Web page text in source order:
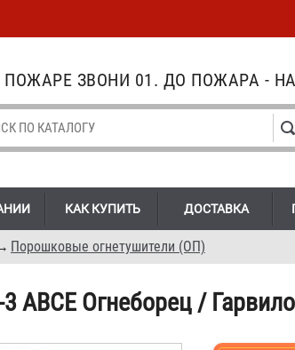
ПОЖАРЕ ЗВОНИ 01. ДО ПОЖАРА -
КАК КУПИТЬ ДОСТАВКА
Порошковые огнетушители (ОП)
АВСЕ Огнеборец /